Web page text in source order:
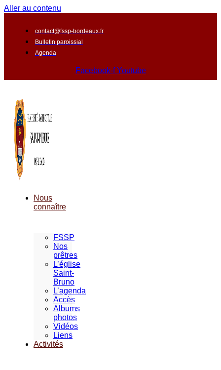
Aller au contenu
contact@fssp-bordeaux.fr
Bulletin paroissial
Agenda
Facebook-f Youtube
Nous
connaître
FSSP
Nos
prêtres
L’église
Saint-
Bruno
L’agenda
Accès
Albums
photos
Vidéos
Liens
Activités